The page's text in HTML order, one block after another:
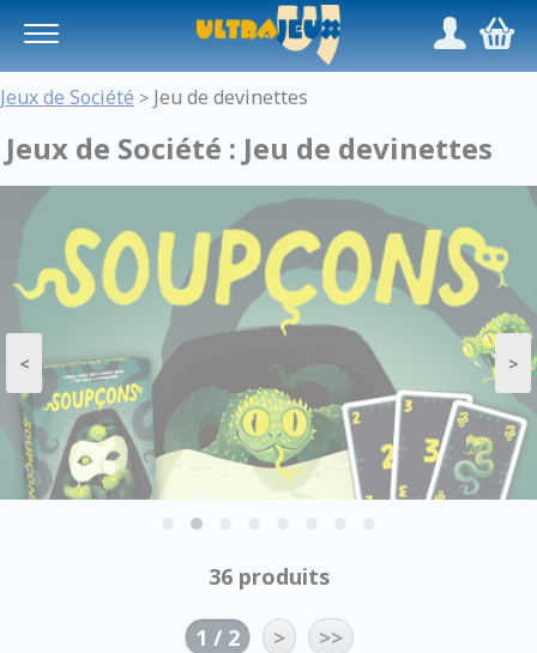
/,
Jeux de Société > Jeu de devinettes
Jeux de Société : Jeu de devinettes
< >
36 produits
1 / 2 > >>